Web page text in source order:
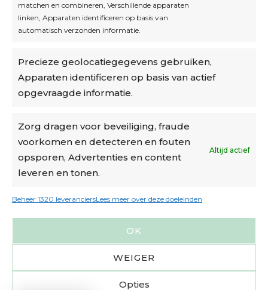
matchen en combineren, Verschillende apparaten
linken, Apparaten identificeren op basis van
automatisch verzonden informatie.
Precieze geolocatiegegevens gebruiken,
Apparaten identificeren op basis van actief
opgevraagde informatie.
Zorg dragen voor beveiliging, fraude
voorkomen en detecteren en fouten
opsporen, Advertenties en content
leveren en tonen.
Altijd actief
Beheer 1320 leveranciersLees meer over deze doeleinden
OK
WEIGER
Opties
Algemene voorwaarden
Cookiebeleid
Accountinstellingen
Verzending
€6,50-€7,50 via Bpost